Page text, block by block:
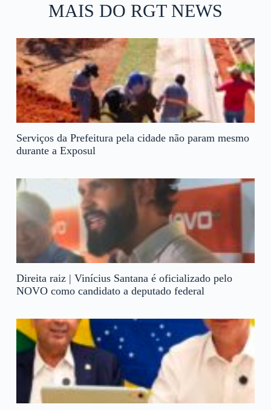
MAIS DO RGT NEWS
Serviços da Prefeitura pela cidade não param mesmo
durante a Exposul
Direita raiz | Vinícius Santana é oficializado pelo
NOVO como candidato a deputado federal